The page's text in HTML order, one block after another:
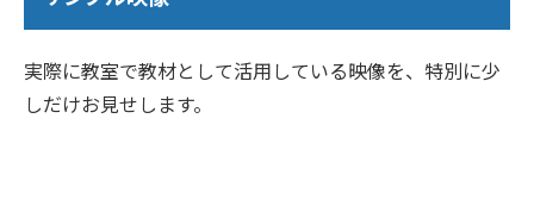
実際に教室で教材として活用している映像を、特別に少
しだけお見せします。